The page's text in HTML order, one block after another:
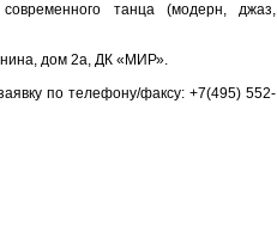
танца (модерн, джаз,
дом 2а, ДК «МИР».
по телефону/факсу: +7(495) 552-